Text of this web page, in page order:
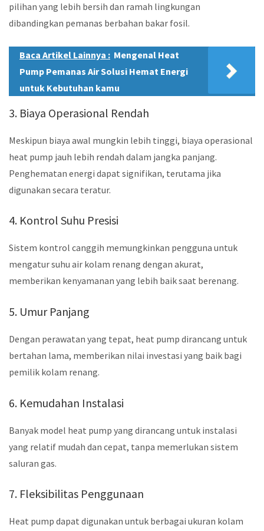
pilihan yang lebih bersih dan ramah lingkungan
dibandingkan pemanas berbahan bakar fosil.
Baca Artikel Lainnya : Mengenal Heat
Pump Pemanas Air Solusi Hemat Energi
untuk Kebutuhan kamu
3. Biaya Operasional Rendah
Meskipun biaya awal mungkin lebih tinggi, biaya operasional
heat pump jauh lebih rendah dalam jangka panjang.
Penghematan energi dapat signifikan, terutama jika
digunakan secara teratur.
4. Kontrol Suhu Presisi
Sistem kontrol canggih memungkinkan pengguna untuk
mengatur suhu air kolam renang dengan akurat,
memberikan kenyamanan yang lebih baik saat berenang.
5. Umur Panjang
Dengan perawatan yang tepat, heat pump dirancang untuk
bertahan lama, memberikan nilai investasi yang baik bagi
pemilik kolam renang.
6. Kemudahan Instalasi
Banyak model heat pump yang dirancang untuk instalasi
yang relatif mudah dan cepat, tanpa memerlukan sistem
saluran gas.
7. Fleksibilitas Penggunaan
Heat pump dapat digunakan untuk berbagai ukuran kolam